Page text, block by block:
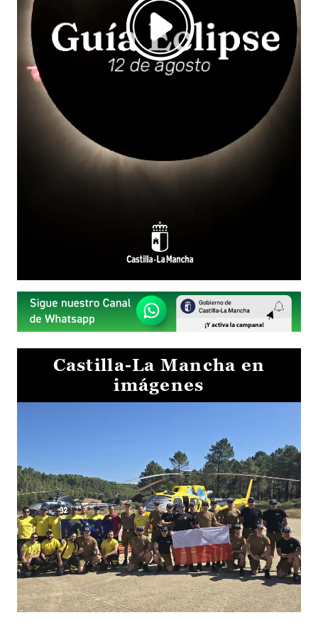
Castilla-La Mancha en
imágenes